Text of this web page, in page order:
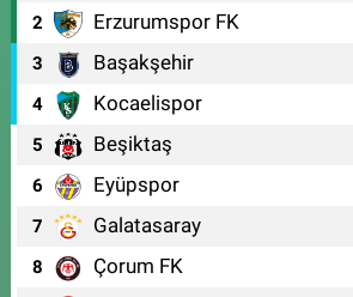
2 Erzurumspor FK
3 Başakşehir
4 Kocaelispor
5 Beşiktaş
6 Eyüpspor
7 Galatasaray
8 Çorum FK